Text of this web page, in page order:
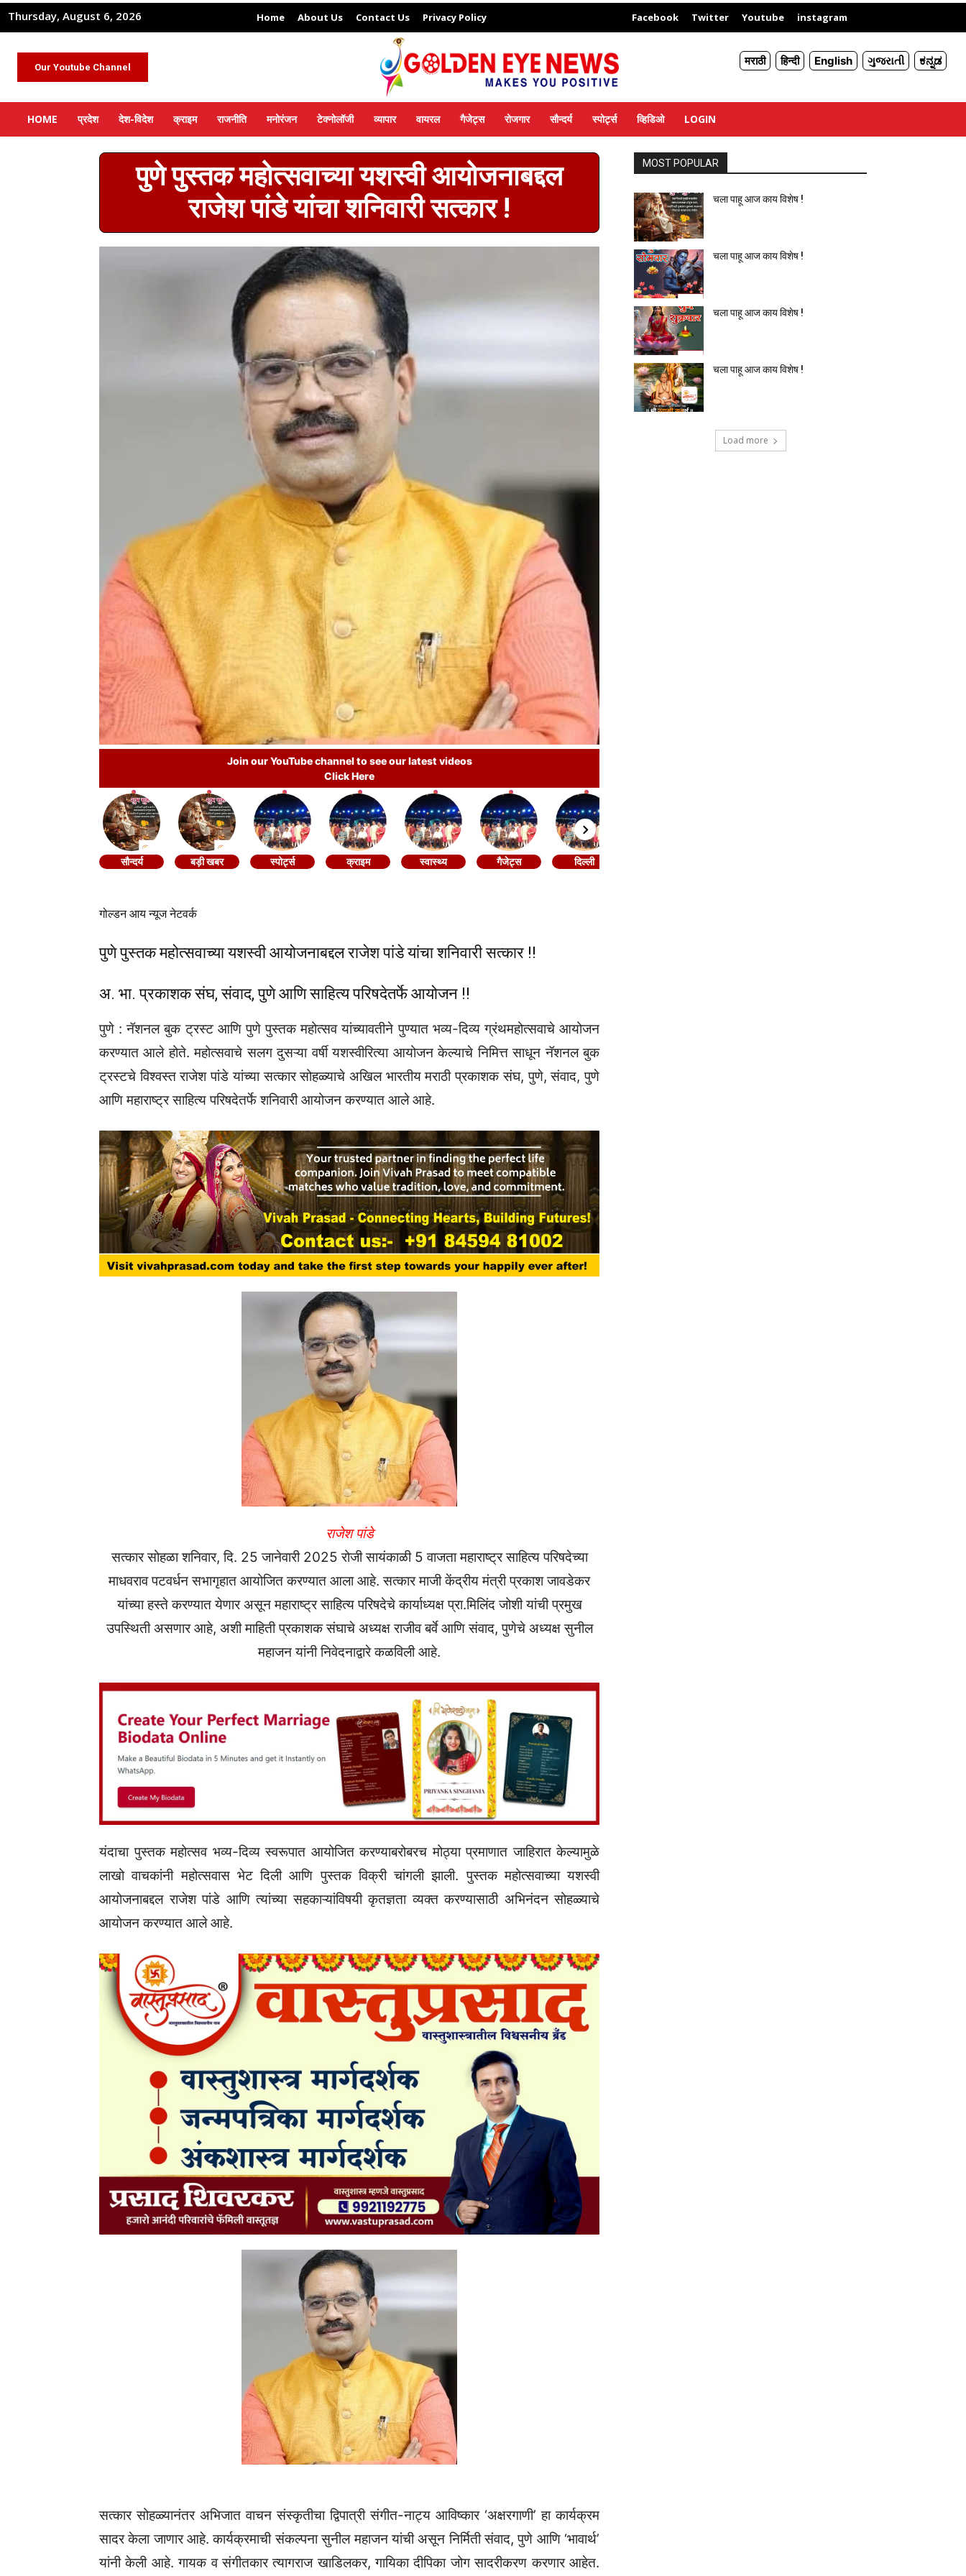
Thursday, August 6, 2026 Home About Us Contact Us Privacy Policy Facebook Twitter Youtube instagram
Our Youtube Channel मराठी हिन्दी English ગુજરાતી ಕನ್ನಡ
HOME प्रदेश देश-विदेश क्राइम राजनीति मनोरंजन टेक्नोलॉजी व्यापार वायरल गैजेट्स रोजगार सौन्दर्य स्पोर्ट्स व्हिडिओ LOGIN
पुणे पुस्तक महोत्सवाच्या यशस्वी आयोजनाबद्दल
राजेश पांडे यांचा शनिवारी सत्कार !
Join our YouTube channel to see our latest videos
Click Here
सौन्दर्य बड़ी खबर स्पोर्ट्स क्राइम स्वास्थ्य गैजेट्स दिल्ली
गोल्डन आय न्यूज नेटवर्क
पुणे पुस्तक महोत्सवाच्या यशस्वी आयोजनाबद्दल राजेश पांडे यांचा शनिवारी सत्कार !!
अ. भा. प्रकाशक संघ, संवाद, पुणे आणि साहित्य परिषदेतर्फे आयोजन !!
पुणे : नॅशनल बुक ट्रस्ट आणि पुणे पुस्तक महोत्सव यांच्यावतीने पुण्यात भव्य-दिव्य ग्रंथमहोत्सवाचे आयोजन
करण्यात आले होते. महोत्सवाचे सलग दुसऱ्या वर्षी यशस्वीरित्या आयोजन केल्याचे निमित्त साधून नॅशनल बुक
ट्रस्टचे विश्वस्त राजेश पांडे यांच्या सत्कार सोहळ्याचे अखिल भारतीय मराठी प्रकाशक संघ, पुणे, संवाद, पुणे
आणि महाराष्ट्र साहित्य परिषदेतर्फे शनिवारी आयोजन करण्यात आले आहे.
राजेश पांडे
सत्कार सोहळा शनिवार, दि. 25 जानेवारी 2025 रोजी सायंकाळी 5 वाजता महाराष्ट्र साहित्य परिषदेच्या
माधवराव पटवर्धन सभागृहात आयोजित करण्यात आला आहे. सत्कार माजी केंद्रीय मंत्री प्रकाश जावडेकर
यांच्या हस्ते करण्यात येणार असून महाराष्ट्र साहित्य परिषदेचे कार्याध्यक्ष प्रा.मिलिंद जोशी यांची प्रमुख
उपस्थिती असणार आहे, अशी माहिती प्रकाशक संघाचे अध्यक्ष राजीव बर्वे आणि संवाद, पुणेचे अध्यक्ष सुनील
महाजन यांनी निवेदनाद्वारे कळविली आहे.
यंदाचा पुस्तक महोत्सव भव्य-दिव्य स्वरूपात आयोजित करण्याबरोबरच मोठ्या प्रमाणात जाहिरात केल्यामुळे
लाखो वाचकांनी महोत्सवास भेट दिली आणि पुस्तक विक्री चांगली झाली. पुस्तक महोत्सवाच्या यशस्वी
आयोजनाबद्दल राजेश पांडे आणि त्यांच्या सहकाऱ्यांविषयी कृतज्ञता व्यक्त करण्यासाठी अभिनंदन सोहळ्याचे
आयोजन करण्यात आले आहे.
सत्कार सोहळ्यानंतर अभिजात वाचन संस्कृतीचा द्विपात्री संगीत-नाट्य आविष्कार ‌‘अक्षरगाणी‌’ हा कार्यक्रम
सादर केला जाणार आहे. कार्यक्रमाची संकल्पना सुनील महाजन यांची असून निर्मिती संवाद, पुणे आणि ‌‘भावार्थ‌’
यांनी केली आहे. गायक व संगीतकार त्यागराज खाडिलकर, गायिका दीपिका जोग सादरीकरण करणार आहेत.
MOST POPULAR
चला पाहू आज काय विशेष !
चला पाहू आज काय विशेष !
चला पाहू आज काय विशेष !
चला पाहू आज काय विशेष !
Load more